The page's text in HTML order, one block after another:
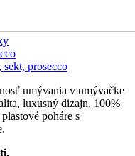
prosecco
umývania v umývačke
luxusný dizajn, 100%
poháre s